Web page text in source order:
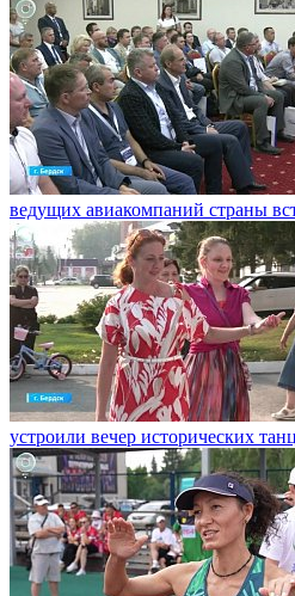
ведущих авиакомпаний страны
устроили вечер исторических